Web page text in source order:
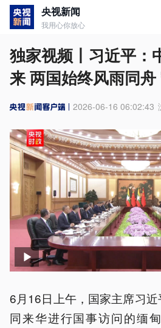
央视新闻
我用心你放心
独家视频丨习近平：
来 两国始终风雨同
2026-06-16 06:02:43
6月16日上午，国家主席习
同来华进行国事访问的缅